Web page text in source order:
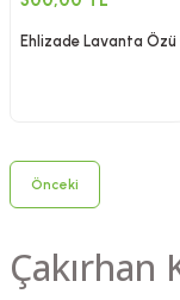
Ehlizade Lavanta
Çakırhan